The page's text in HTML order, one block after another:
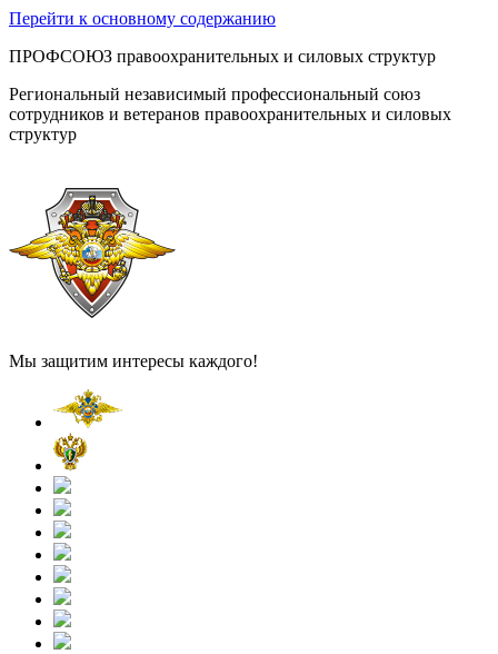
Перейти к основному содержанию
ПРОФСОЮЗ правоохранительных и силовых структур
Региональный независимый профессиональный союз
сотрудников и ветеранов правоохранительных и силовых
структур
Мы защитим интересы каждого!